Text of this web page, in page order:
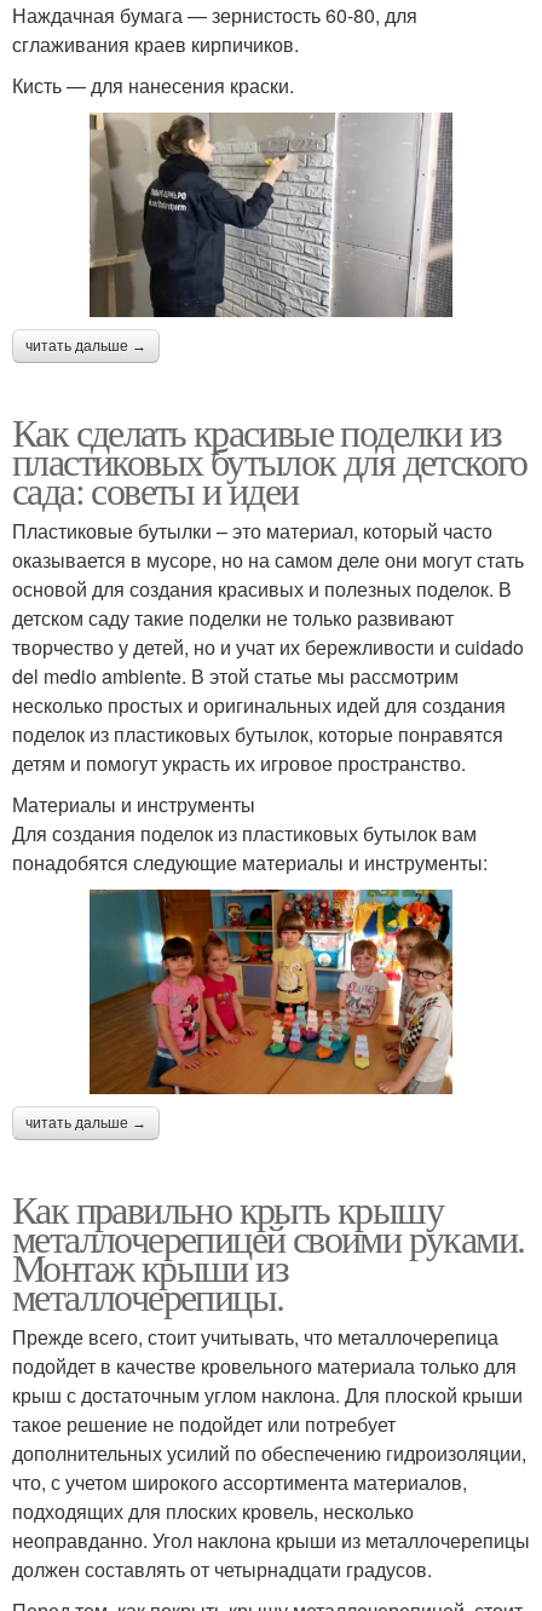
Наждачная бумага — зернистость 60-80, для
сглаживания краев кирпичиков.
Кисть — для нанесения краски.
читать дальше →
Как сделать красивые поделки из
пластиковых бутылок для детского
сада: советы и идеи
Пластиковые бутылки – это материал, который часто
оказывается в мусоре, но на самом деле они могут стать
основой для создания красивых и полезных поделок. В
детском саду такие поделки не только развивают
творчество у детей, но и учат их бережливости и cuidado
del medio ambiente. В этой статье мы рассмотрим
несколько простых и оригинальных идей для создания
поделок из пластиковых бутылок, которые понравятся
детям и помогут украсть их игровое пространство.
Материалы и инструменты
Для создания поделок из пластиковых бутылок вам
понадобятся следующие материалы и инструменты:
читать дальше →
Как правильно крыть крышу
металлочерепицей своими руками.
Монтаж крыши из
металлочерепицы.
Прежде всего, стоит учитывать, что металлочерепица
подойдет в качестве кровельного материала только для
крыш с достаточным углом наклона. Для плоской крыши
такое решение не подойдет или потребует
дополнительных усилий по обеспечению гидроизоляции,
что, с учетом широкого ассортимента материалов,
подходящих для плоских кровель, несколько
неоправданно. Угол наклона крыши из металлочерепицы
должен составлять от четырнадцати градусов.